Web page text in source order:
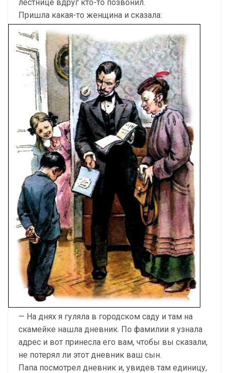
лестнице вдруг кто-то позвонил.
Пришла какая-то женщина и сказала:
— На днях я гуляла в городском саду и там на
скамейке нашла дневник. По фамилии я узнала
адрес и вот принесла его вам, чтобы вы сказали,
не потерял ли этот дневник ваш сын.
Папа посмотрел дневник и, увидев там единицу,